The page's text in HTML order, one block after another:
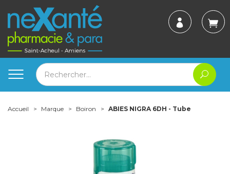
Accueil Marque Boiron ABIES NIGRA 6DH - Tube